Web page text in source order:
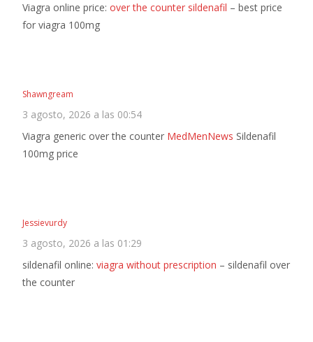
Viagra online price: over the counter sildenafil – best price
for viagra 100mg
Shawngream
3 agosto, 2026 a las 00:54
Viagra generic over the counter MedMenNews Sildenafil
100mg price
Jessievurdy
3 agosto, 2026 a las 01:29
sildenafil online: viagra without prescription – sildenafil over
the counter